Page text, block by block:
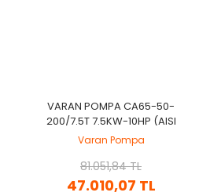
VARAN POMPA CA65-50-
200/7.5T 7.5KW-10HP (AISI
316) KOMPLE PASLANMAZ
ÇELIK SANTRIFÜJ POMPA
Varan Pompa
47.010,07 TL
81.051,84 TL